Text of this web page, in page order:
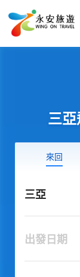
三
來回
三亞
出發日期